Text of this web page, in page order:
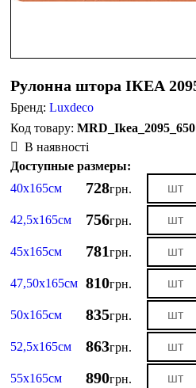
Рулонна штора ІКЕА
Бренд:Luxdeco
MRD_Ikea_2095_650
В наявності
Доступные размеры:
40х165см
728грн.
42,5х165см 756грн.
45х165см 781грн.
47,50х165см 810грн.
50х165см 835грн.
52,5х165см 863грн.
55х165см 890грн.